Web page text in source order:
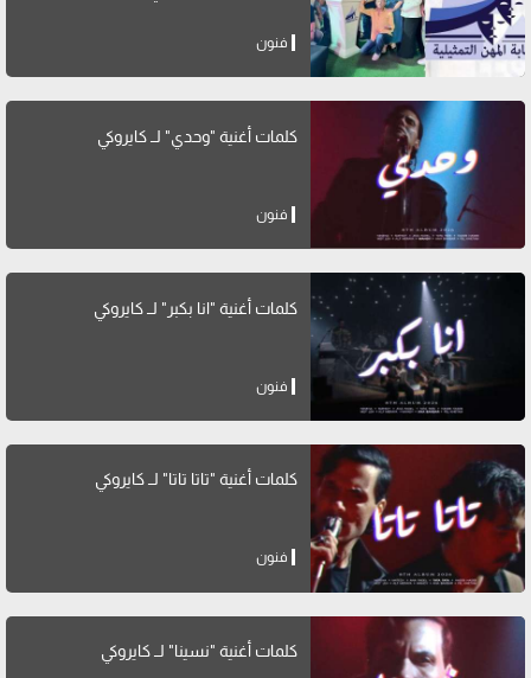
فنون
كلمات أغنية "وحدي" لــ كايروكي
فنون
كلمات أغنية "انا بكبر" لــ كايروكي
فنون
كلمات أغنية "تاتا تاتا" لــ كايروكي
فنون
كلمات أغنية "نسينا" لــ كايروكي